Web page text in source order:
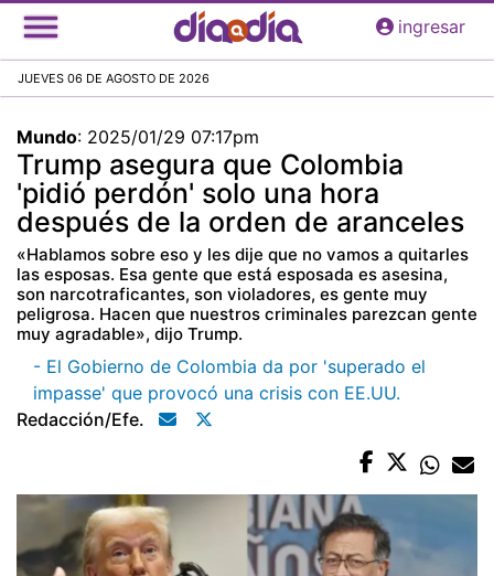
Pasar
al
principal
ingresar
JUEVES 06 DE AGOSTO DE 2026
Mundo: 2025/01/29 07:17pm
Trump asegura que Colombia
'pidió perdón' solo una hora
después de la orden de aranceles
«Hablamos sobre eso y les dije que no vamos a quitarles
las esposas. Esa gente que está esposada es asesina,
son narcotraficantes, son violadores, es gente muy
peligrosa. Hacen que nuestros criminales parezcan gente
muy agradable», dijo Trump.
- El Gobierno de Colombia da por 'superado el
impasse' que provocó una crisis con EE.UU.
Redacción/efe.